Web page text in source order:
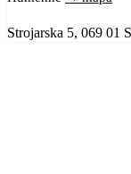
Strojarska 5, 069 01